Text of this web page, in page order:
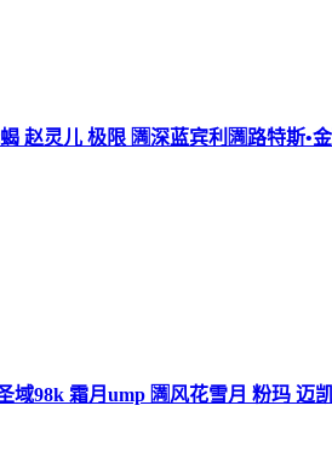
赵灵儿 极限 🈵深蓝宾利🈵路特斯•
98k 霜月ump 🈵风花雪月 粉玛 迈